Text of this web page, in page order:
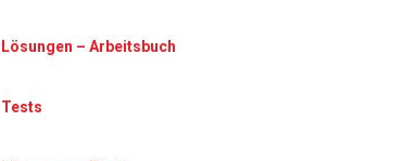
Lösungen – Arbeitsbuch
Tests